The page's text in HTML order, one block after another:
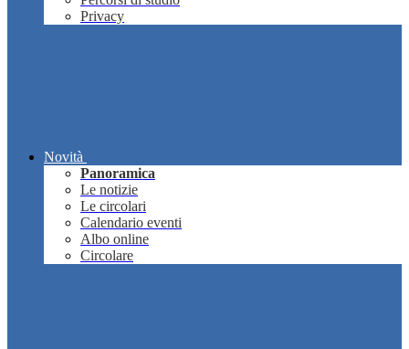
Privacy
Novità
Panoramica
Le notizie
Le circolari
Calendario eventi
Albo online
Circolare